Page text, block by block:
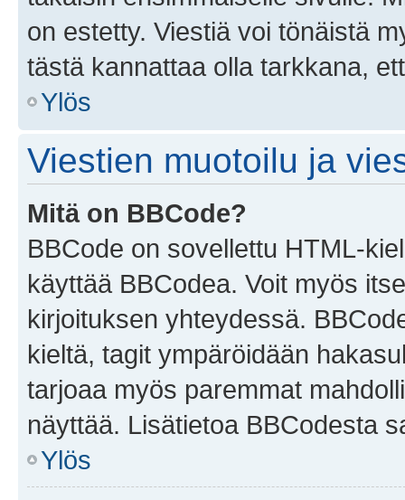
on estetty. Viestiä voi tönäistä
tästä kannattaa olla tarkkana,
Ylös
Viestien muotoilu ja
Mitä on BBCode?
BBCode on sovellettu HTML-
käyttää BBCodea. Voit myös
kirjoituksen yhteydessä.
kieltä, tagit ympäröidään
tarjoaa myös paremmat
näyttää. Lisätietoa BBCodesta
Ylös